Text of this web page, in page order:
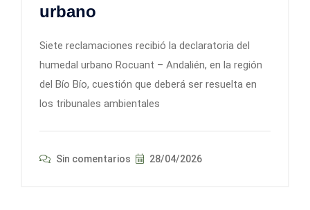
urbano
Siete reclamaciones recibió la declaratoria del
humedal urbano Rocuant – Andalién, en la región
del Bío Bío, cuestión que deberá ser resuelta en
los tribunales ambientales
Sin comentarios 28/04/2026